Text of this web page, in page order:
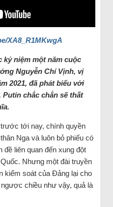
XA8_R1MKwgA
kỷ niệm một năm cuộc
Nguyễn Chí Vịnh, vị
2021, đã phát biểu với
chắc chắn sẽ thất
tới nay, chính quyền
Nga và luôn bỏ phiếu có
liên quan đến xung đột
Nhưng một đài truyền
kiểm soát của Đảng lại cho
chiều như vậy, quả là